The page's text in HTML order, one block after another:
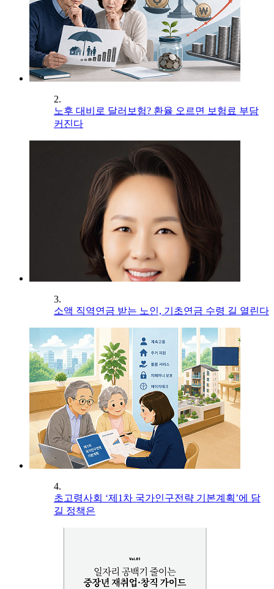
2.
노후 대비로 달러보험? 환율 오르면 보험료 부담
커진다
3.
소액 직역연금 받는 노인, 기초연금 수령 길 열린다
4.
초고령사회 ‘제1차 국가인구전략 기본계획’에 담
길 정책은